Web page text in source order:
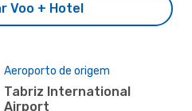
Voo + Hotel
Aeroporto de origem
Tabriz International
Airport